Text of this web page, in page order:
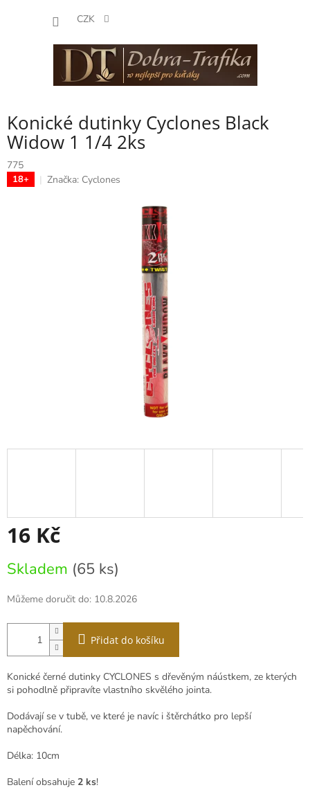
CZK
Konické dutinky Cyclones Black
Widow 1 1/4 2ks
775
18+ Značka: Cyclones
16 Kč
cena:
Skladem (65 ks)
Můžeme doručit do: 10.8.2026
Přidat do košíku
Konické černé dutinky CYCLONES s dřevěným náústkem, ze kterých
si pohodlně připravíte vlastního skvělého jointa.
Dodávají se v tubě, ve které je navíc i štěrchátko pro lepší
napěchování.
Délka: 10cm
Balení obsahuje 2 ks!